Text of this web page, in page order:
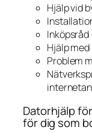
Hjälp vid
Inköpsråd
Hjälp med
Problem
Datorhjälp
för dig som